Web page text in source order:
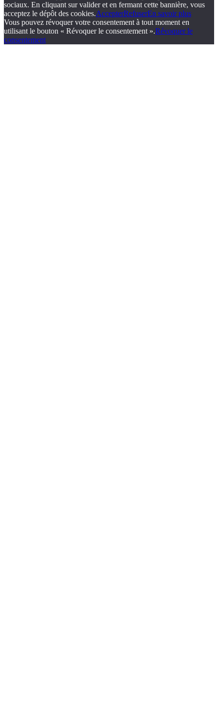
sociaux. En cliquant sur valider et en fermant cette bannière, vous
acceptez le dépôt des cookies.AccepterRefuserEn savoir plus
Vous pouvez révoquer votre consentement à tout moment en
utilisant le bouton « Révoquer le consentement ».Révoquer le
consentement